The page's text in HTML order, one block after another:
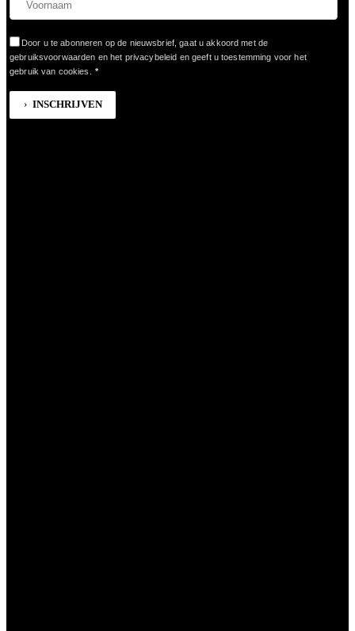
Door u te abonneren op de nieuwsbrief, gaat u akkoord met de
gebruiksvoorwaarden en het privacybeleid en geeft u toestemming voor het
gebruik van cookies.
*
INSCHRIJVEN